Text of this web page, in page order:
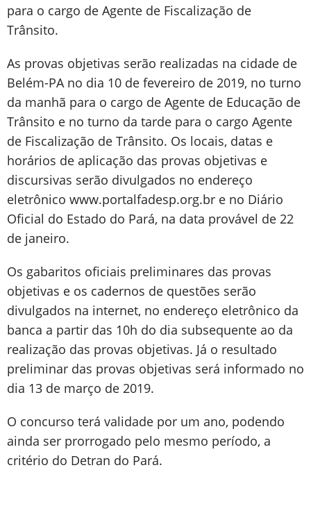
para o cargo de Agente de Fiscalização de
Trânsito.
As provas objetivas serão realizadas na cidade de
Belém-PA no dia 10 de fevereiro de 2019, no turno
da manhã para o cargo de Agente de Educação de
Trânsito e no turno da tarde para o cargo Agente
de Fiscalização de Trânsito. Os locais, datas e
horários de aplicação das provas objetivas e
discursivas serão divulgados no endereço
eletrônico www.portalfadesp.org.br e no Diário
Oficial do Estado do Pará, na data provável de 22
de janeiro.
Os gabaritos oficiais preliminares das provas
objetivas e os cadernos de questões serão
divulgados na internet, no endereço eletrônico da
banca a partir das 10h do dia subsequente ao da
realização das provas objetivas. Já o resultado
preliminar das provas objetivas será informado no
dia 13 de março de 2019.
O concurso terá validade por um ano, podendo
ainda ser prorrogado pelo mesmo período, a
critério do Detran do Pará.